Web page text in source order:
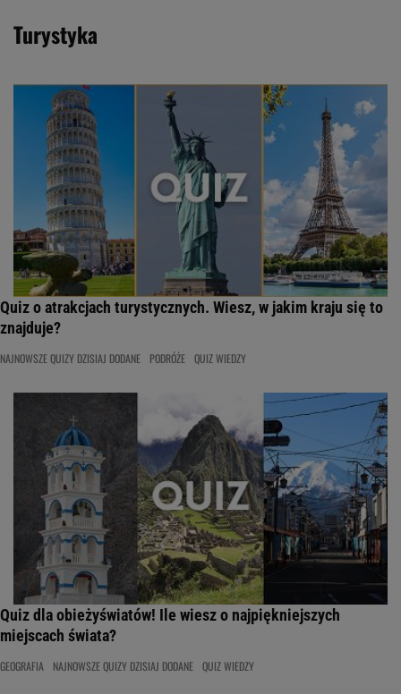
turystyka
Quiz o atrakcjach turystycznych. Wiesz, w jakim kraju się to
znajduje?
NAJNOWSZE QUIZY DZISIAJ DODANE PODRÓŻE QUIZ WIEDZY
Quiz dla obieżyświatów! Ile wiesz o najpiękniejszych
miejscach świata?
GEOGRAFIA NAJNOWSZE QUIZY DZISIAJ DODANE QUIZ WIEDZY